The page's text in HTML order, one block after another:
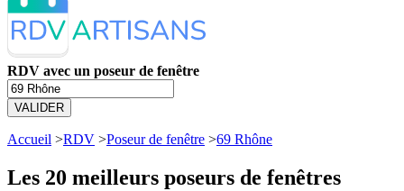
RDV avec un poseur de fenêtre
VALIDER
Accueil >RDV >Poseur de fenêtre >69 Rhône
Les 20 meilleurs poseurs de fenêtres